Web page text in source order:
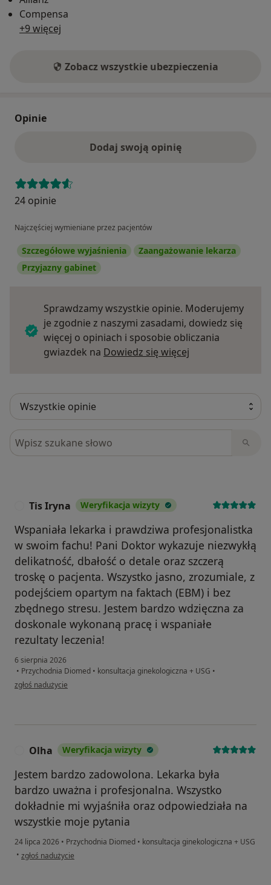
Compensa
+9 więcej
Zobacz wszystkie ubezpieczenia
Opinie
Dodaj swoją opinię
24 opinie
Najczęściej wymieniane przez pacjentów
Szczegółowe wyjaśnienia
Zaangażowanie lekarza
Przyjazny gabinet
Sprawdzamy wszystkie opinie. Moderujemy
je zgodnie z naszymi zasadami, dowiedz się
więcej o opiniach i sposobie obliczania
gwiazdek na Dowiedz się więcej
Szukaj w opiniach
Tis Iryna Weryfikacja wizyty
Wspaniała lekarka i prawdziwa profesjonalistka
w swoim fachu! Pani Doktor wykazuje niezwykłą
delikatność, dbałość o detale oraz szczerą
troskę o pacjenta. Wszystko jasno, zrozumiale, z
podejściem opartym na faktach (EBM) i bez
zbędnego stresu. Jestem bardzo wdzięczna za
doskonale wykonaną pracę i wspaniałe
rezultaty leczenia!
6 sierpnia 2026
• Przychodnia Diomed • konsultacja ginekologiczna + USG •
w opinii użytkownika Tis Iryna
zgłoś nadużycie
Olha Weryfikacja wizyty
Jestem bardzo zadowolona. Lekarka była
bardzo uważna i profesjonalna. Wszystko
dokładnie mi wyjaśniła oraz odpowiedziała na
wszystkie moje pytania
24 lipca 2026 • Przychodnia Diomed • konsultacja ginekologiczna + USG
• w opinii użytkownika Olha
zgłoś nadużycie